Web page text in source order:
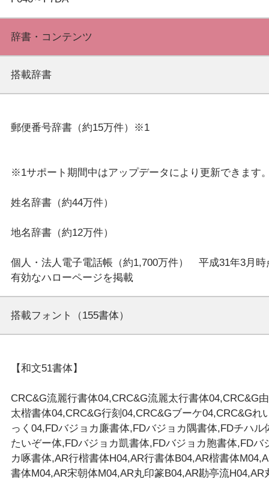
辞書・コンテンツ
搭載辞書
郵便番号辞書（約15万件）※1
※1サポート期間中はアップデータにより更新できます
姓名辞書（約44万件）
地名辞書（約12万件）
個人・法人電子電話帳（約1,700万件）　平成31年3月時
搭載フォント（155書体）
【和文51書体】
CRC&G流麗行書体04,CRC&G流麗太行書体04,CRC&G
太楷書体04,CRC&G行刻04,CRC&Gブーケ04,CRC&Gれ
っく04,FDバジョカ廉書体,FDバジョカ隅書体,FDチハル
たいぞー体,FDバジョカ凱書体,FDバジョカ胞書体,FDバ
カ啄書体,AR行楷書体H04,AR行書体B04,AR楷書体
書体M04,AR宋朝体M04,AR丸印篆B04,AR勘亭流H04,AR